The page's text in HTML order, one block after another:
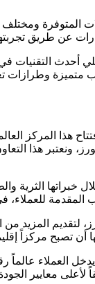
المتوفرة
عن طريق
علي أحدث
على كل ما نقدمه من
هذا المركز
هذا
الثرية
المقدمة
لتقديم
أن تصبح مركزاً
العملاء عالماً
معايير